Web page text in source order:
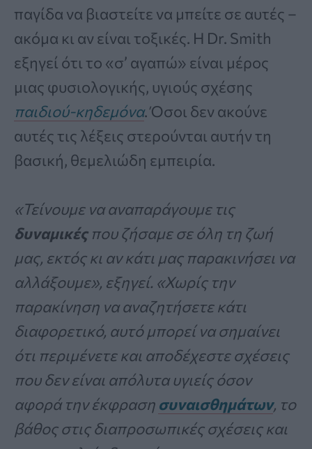
παγίδα να βιαστείτε να μπείτε σε αυτές –
ακόμα κι αν είναι τοξικές. Η Dr. Smith
εξηγεί ότι το «σ’ αγαπώ» είναι μέρος
μιας φυσιολογικής, υγιούς σχέσης
παιδιού-κηδεμόνα. Όσοι δεν ακούνε
αυτές τις λέξεις στερούνται αυτήν τη
βασική, θεμελιώδη εμπειρία.
«Τείνουμε να αναπαράγουμε τις
δυναμικέςπου ζήσαμε σε όλη τη ζωή
μας, εκτός κι αν κάτι μας παρακινήσει να
αλλάξουμε», εξηγεί. «Χωρίς την
παρακίνηση να αναζητήσετε κάτι
διαφορετικό, αυτό μπορεί να σημαίνει
ότι περιμένετε και αποδέχεστε σχέσεις
που δεν είναι απόλυτα υγιείς όσον
αφορά την έκφραση συναισθημάτων, το
βάθος στις διαπροσωπικές σχέσεις και